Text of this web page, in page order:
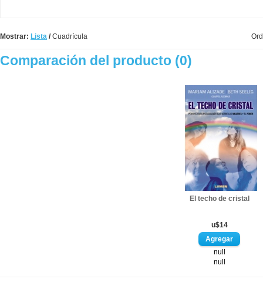
Mostrar: Lista /Cuadrícula
Comparación del producto (0)
El techo de cristal
u$14
null
null